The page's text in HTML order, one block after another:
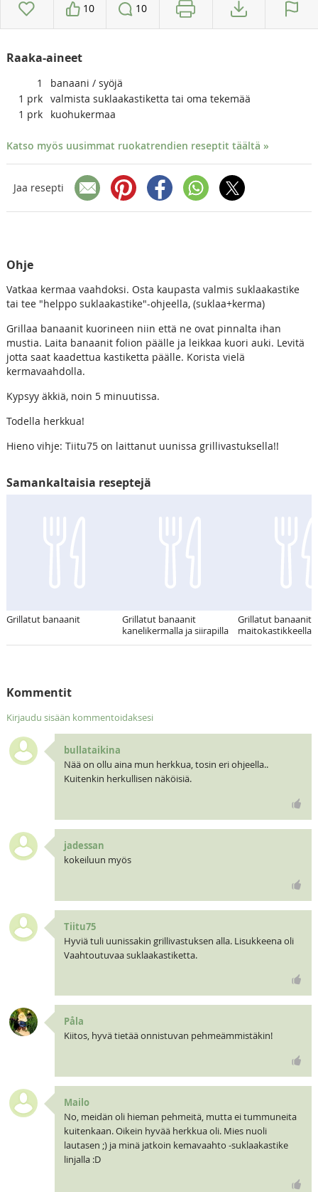
10 10
Raaka-aineet
1
banaani / syöjä
1 prk valmista suklaakastiketta tai oma tekemää
1 prk kuohukermaa
Katso myös uusimmat ruokatrendien reseptit täältä »
Jaa resepti
Ohje
Vatkaa kermaa vaahdoksi. Osta kaupasta valmis suklaakastike
tai tee "helppo suklaakastike"-ohjeella, (suklaa+kerma)
Grillaa banaanit kuorineen niin että ne ovat pinnalta ihan
mustia. Laita banaanit folion päälle ja leikkaa kuori auki. Levitä
jotta saat kaadettua kastiketta päälle. Korista vielä
kermavaahdolla.
Kypsyy äkkiä, noin 5 minuutissa.
Todella herkkua!
Hieno vihje: Tiitu75 on laittanut uunissa grillivastuksella!!
Samankaltaisia reseptejä
Grillatut banaanit
Grillatut banaanit
kanelikermalla ja siirapilla
Grillatut banaanit
maitokastikkeella
Kommentit
Kirjaudu sisään kommentoidaksesi
bullataikina
Nää on ollu aina mun herkkua, tosin eri ohjeella..
Kuitenkin herkullisen näköisiä.
jadessan
kokeiluun myös
Tiitu75
Hyviä tuli uunissakin grillivastuksen alla. Lisukkeena oli
Vaahtoutuvaa suklaakastiketta.
Påla
Kiitos, hyvä tietää onnistuvan pehmeämmistäkin!
Mailo
No, meidän oli hieman pehmeitä, mutta ei tummuneita
kuitenkaan. Oikein hyvää herkkua oli. Mies nuoli
lautasen ;) ja minä jatkoin kemavaahto -suklaakastike
linjalla :D